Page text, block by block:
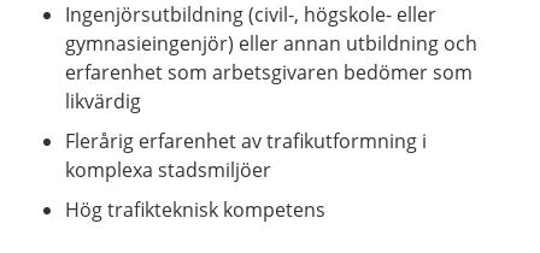
Ingenjörsutbildning (civil-, högskole- eller
gymnasieingenjör) eller annan utbildning och
erfarenhet som arbetsgivaren bedömer som
likvärdig
Flerårig erfarenhet av trafikutformning i
komplexa stadsmiljöer
Hög trafikteknisk kompetens